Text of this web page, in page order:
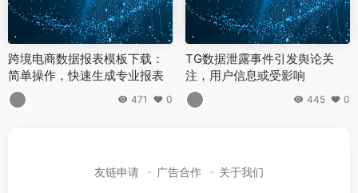
跨境电商数据报表模板下载：
简单操作，快速生成专业报表
471 0
TG数据泄露事件引发舆论关
注，用户信息或受影响
445 0
友链申请 广告合作 关于我们